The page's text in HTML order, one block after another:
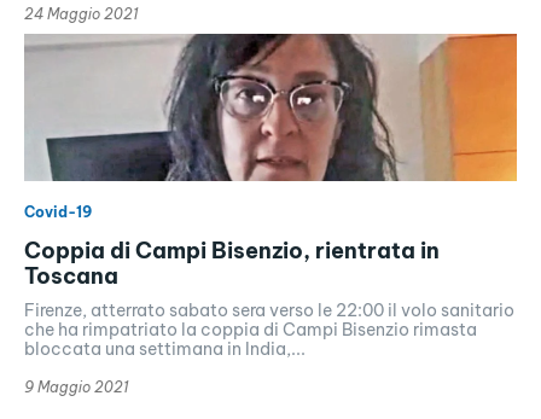
24 Maggio 2021
Covid-19
Coppia di Campi Bisenzio, rientrata in
Toscana
Firenze, atterrato sabato sera verso le 22:00 il volo sanitario
che ha rimpatriato la coppia di Campi Bisenzio rimasta
bloccata una settimana in India,...
9 Maggio 2021